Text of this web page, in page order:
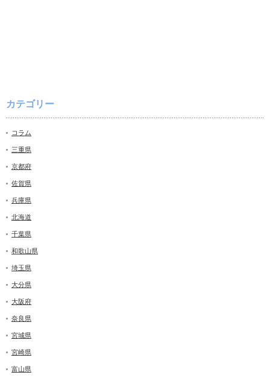
カテゴリー
コラム
三重県
京都府
佐賀県
兵庫県
北海道
千葉県
和歌山県
埼玉県
大分県
大阪府
奈良県
宮城県
宮崎県
富山県